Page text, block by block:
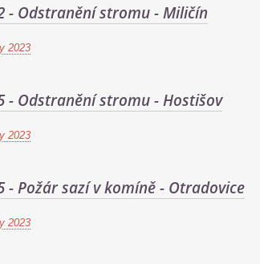
- Odstranění stromu - Miličín
2023
- Odstranění stromu - Hostišov
2023
- Požár sazí v komíně - Otradovice
2023